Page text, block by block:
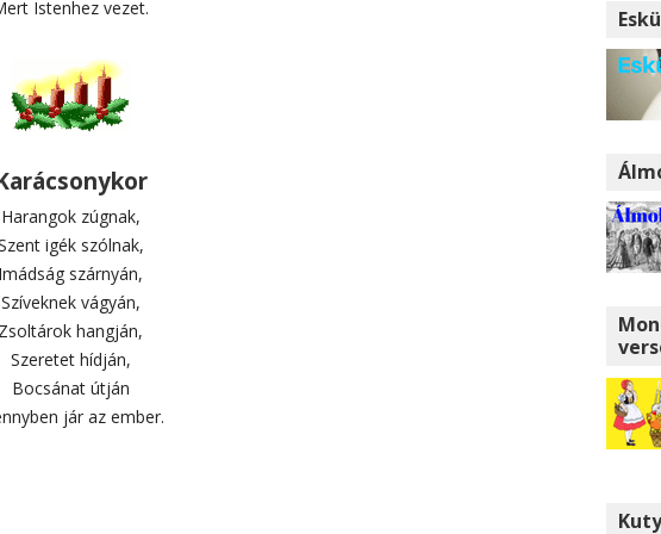
Istenhez vezet.
Harangok zúgnak,
igék szólnak,
szárnyán,
Szíveknek vágyán,
hangján,
Szeretet hídján,
Bocsánat útján
jár az ember.